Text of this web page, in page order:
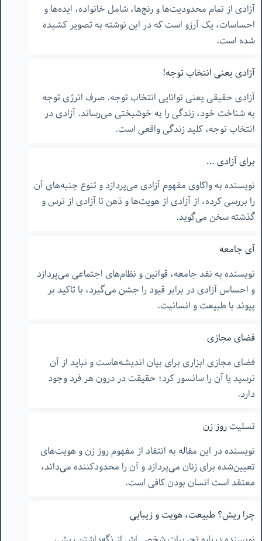
آزادی از تمام محدودیت‌ها و رنج‌ها، شامل خانواده، ایده‌ها و
احساسات، یک آرزو است که در این نوشته به تصویر کشیده
شده است.
آزادی یعنی انتخاب توجه!
آزادی حقیقی یعنی توانایی انتخاب توجه. صرف انرژی توجه
به شناخت خود، زندگی را به خوشبختی می‌رساند. آزادی در
انتخاب توجه، کلید زندگی واقعی است.
برای آزادی …
نویسنده به واکاوی مفهوم آزادی می‌پردازد و تنوع جنبه‌های آن
را بررسی کرده، از آزادی از هویت‌ها و ذهن تا آزادی از ترس و
گذشته سخن می‌گوید.
آی جامعه
نویسنده به نقد جامعه، قوانین و نظام‌های اجتماعی می‌پردازد
و احساس آزادی در برابر قیود را جشن می‌گیرد، با تاکید بر
پیوند با طبیعت و انسانیت.
فضای مجازی
فضای مجازی ابزاری برای بیان اندیشه‌هاست و نباید از آن
ترسید یا آن را سانسور کرد؛ حقیقت در درون هر فرد وجود
دارد.
تسلیت روز زن
نویسنده در این مقاله به انتقاد از مفهوم روز زن و هویت‌های
تعیین‌شده برای زنان می‌پردازد و آن را محدودکننده می‌داند،
معتقد است انسان بودن کافی است.
چرا ریش؟ طبیعت، هویت و زیبایی